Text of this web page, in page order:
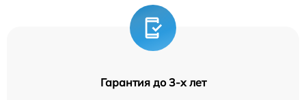
Гарантия до 3-х лет